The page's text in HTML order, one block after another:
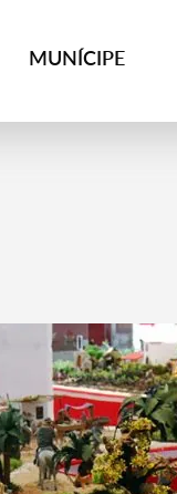
MUNÍCIPE